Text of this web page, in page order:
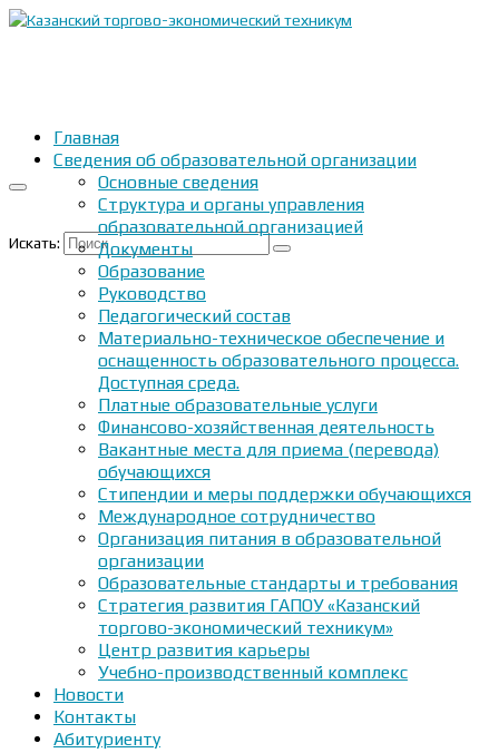
Искать:
Главная
Сведения об образовательной организации
Основные сведения
Структура и органы управления
образовательной организацией
Документы
Образование
Руководство
Педагогический состав
Материально-техническое обеспечение и
оснащенность образовательного процесса.
Доступная среда.
Платные образовательные услуги
Финансово-хозяйственная деятельность
Вакантные места для приема (перевода)
обучающихся
Стипендии и меры поддержки обучающихся
Международное сотрудничество
Организация питания в образовательной
организации
Образовательные стандарты и требования
Стратегия развития ГАПОУ «Казанский
торгово-экономический техникум»
Центр развития карьеры
Учебно-производственный комплекс
Новости
Контакты
Абитуриенту